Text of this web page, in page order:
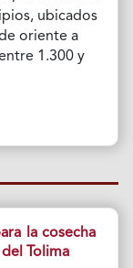
ubicados
oriente a
1.300 y
la cosecha
Tolima